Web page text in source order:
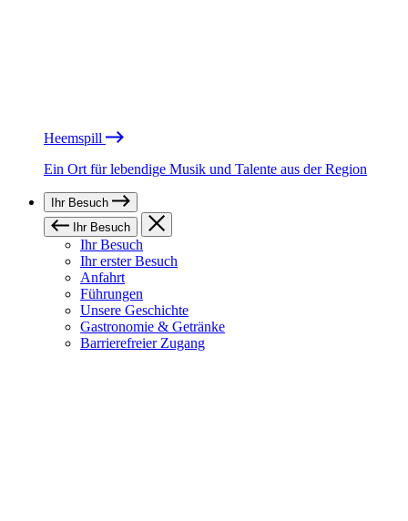
Heemspill
Ein Ort für lebendige Musik und Talente aus der Region
Ihr Besuch
Ihr Besuch
Ihr Besuch
Ihr erster Besuch
Anfahrt
Führungen
Unsere Geschichte
Gastronomie & Getränke
Barrierefreier Zugang